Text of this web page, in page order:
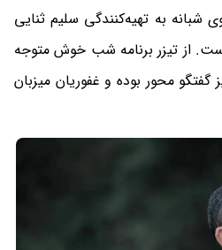
به تهیه‌کنندگی سلیم ثنایی
است. از تیزر برنامه شب خوش متوجه
گفتگو محور بوده و غفوریان میزبان